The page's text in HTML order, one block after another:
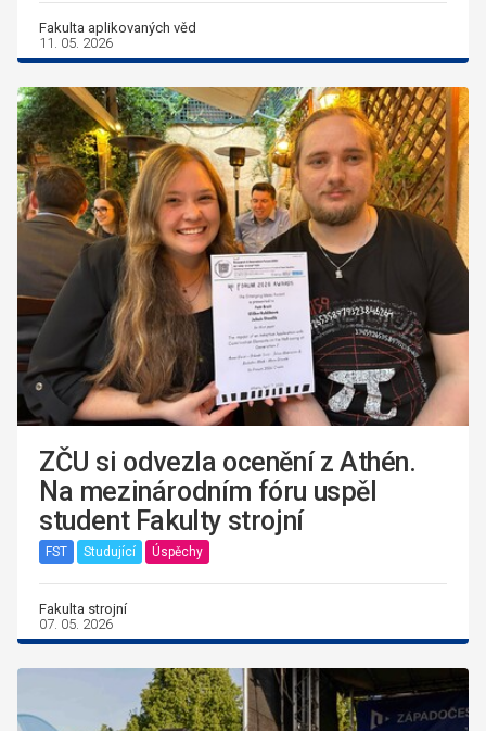
Fakulta aplikovaných věd
11. 05. 2026
ZČU si odvezla ocenění z Athén.
Na mezinárodním fóru uspěl
student Fakulty strojní
FST Studující Úspěchy
Fakulta strojní
07. 05. 2026